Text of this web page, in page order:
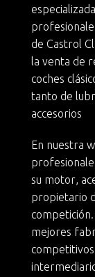
de Castrol
la venta de
coches
tanto de
accesorios
En nuestra
su motor,
propietario
mejores
competitivos